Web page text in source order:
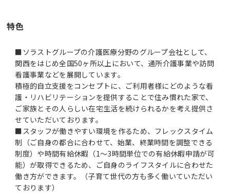
特色
■ソラストグループの介護医療分野のグループ会社として、
関西をはじめ全国50ヶ所以上において、通所介護事業や訪問
看護事業などを展開しています。
積極的自立支援をコンセプトに、ご利用者様にどのような看
護・リハビリテーションを提供することで住み慣れた家で、
ご家族とその人らしい在宅生活を続けられるかを考え提供さ
せていただいております。
■スタッフが働きやすい環境を作るため、フレックスタイム
制（ご自身の都合に合わせて、始業、終業時間を調整できる
制度）や時間有給休暇（1～3時間単位での有給休暇申請が可
能）が取得できるため、ご自身のライフスタイルに合わせた
働き方ができます。（子育て世代の方も多く働いていただい
ております）